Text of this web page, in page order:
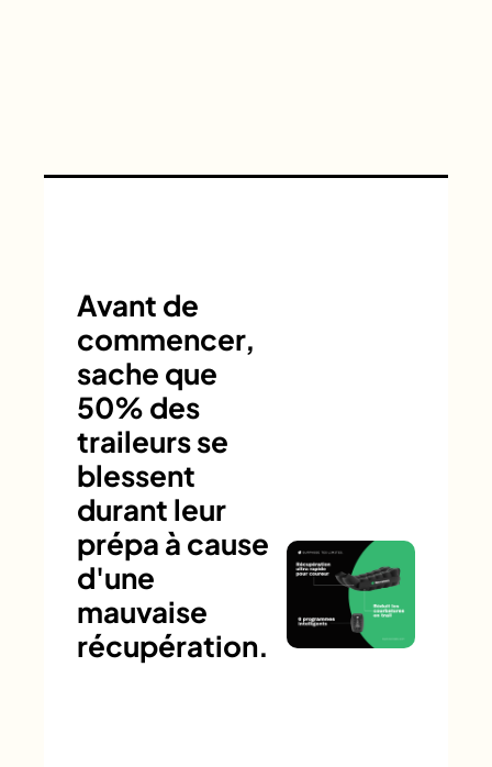
Avant de
commencer,
sache que
50% des
traileurs se
blessent
durant leur
prépa à cause
d'une
mauvaise
récupération.